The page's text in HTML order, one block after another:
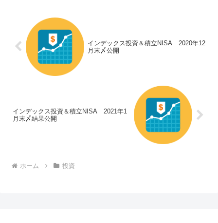
インデックス投資＆積立NISA 2020年12
月末〆公開
インデックス投資＆積立NISA 2021年1
月末〆結果公開
ホーム 投資